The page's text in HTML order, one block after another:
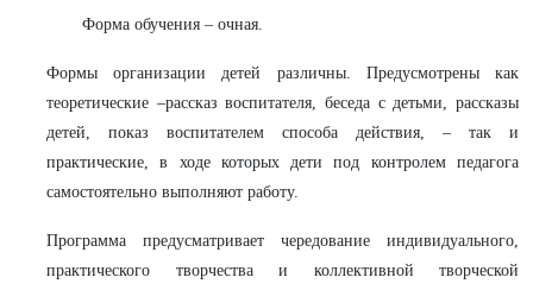
Форма обучения – очная.
Формы организации детей различны. Предусмотрены как
теоретические –рассказ воспитателя, беседа с детьми, рассказы
детей, показ воспитателем способа действия, – так и
практические, в ходе которых дети под контролем педагога
самостоятельно выполняют работу.
Программа предусматривает чередование индивидуального,
практического творчества и коллективной творческой